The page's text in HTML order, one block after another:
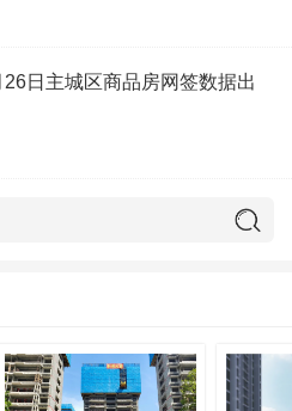
日主城区商品房网签数据出